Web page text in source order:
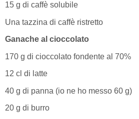
15 g di caffè solubile
Una tazzina di caffè ristretto
Ganache al cioccolato
170 g di cioccolato fondente al 70%
12 cl di latte
40 g di panna (io ne ho messo 60 g)
20 g di burro